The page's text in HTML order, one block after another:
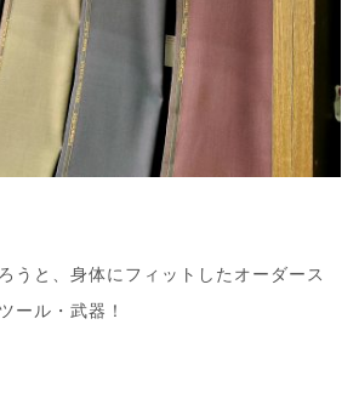
うと、身体にフィットしたオーダース
ール・武器！